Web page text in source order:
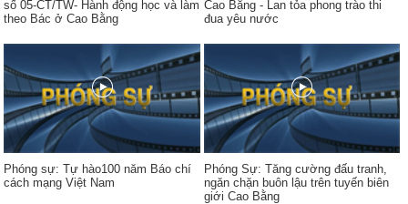
số 05-CT/TW- Hành động học và làm
theo Bác ở Cao Bằng
Cao Bằng - Lan tỏa phong trào thi
đua yêu nước
Phóng sự: Tự hào100 năm Báo chí
cách mạng Việt Nam
Phóng Sự: Tăng cường đấu tranh,
ngăn chặn buôn lậu trên tuyến biên
giới Cao Bằng